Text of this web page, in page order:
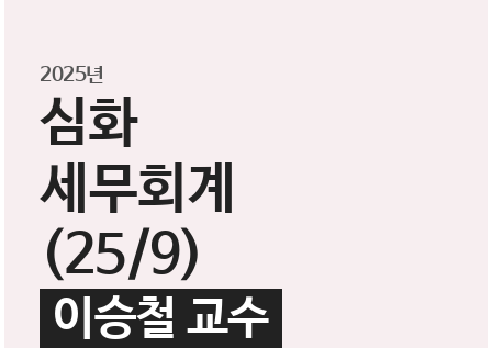
2025년
심화
세무회계
(25/9)
이승철 교수